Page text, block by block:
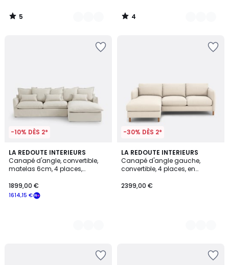
5
/
4
/
-10% DÈS 2*
LA REDOUTE INTERIEURS
Canapé d'angle, convertible,
matelas 6cm, 4 places,
1614,15 €
1899,00 €
4
Couleurs
-30% DÈS 2*
LA REDOUTE INTERIEURS
Canapé d'angle gauche,
convertible, 4 places, en
2399,00 €
6
Couleurs